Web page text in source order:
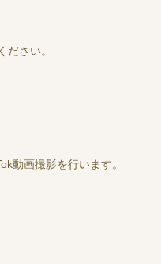
さい。
動画撮影を行います。